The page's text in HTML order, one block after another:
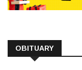
OBITUARY